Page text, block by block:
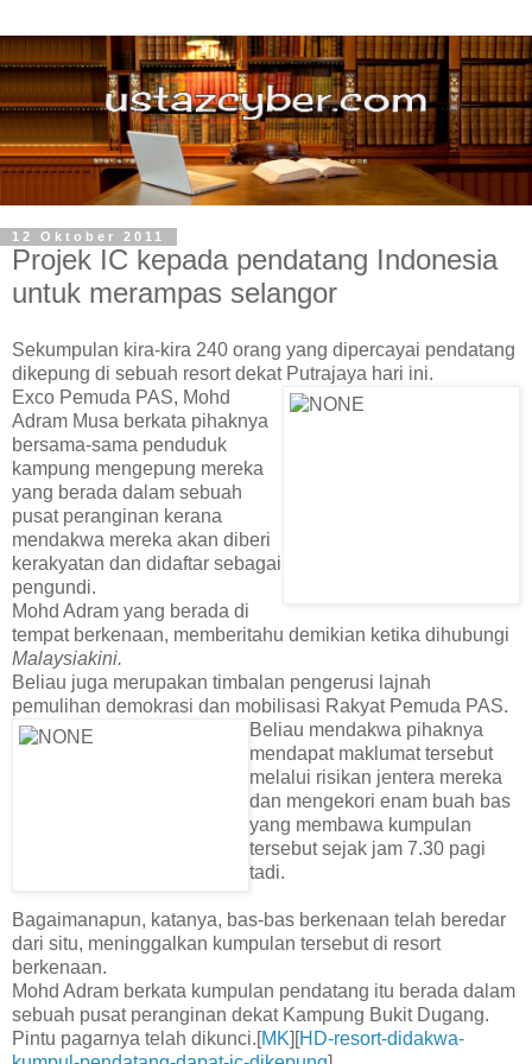
12 Oktober 2011
Projek IC kepada pendatang Indonesia
untuk merampas selangor
Sekumpulan kira-kira 240 orang yang dipercayai pendatang
dikepung di sebuah resort dekat Putrajaya hari ini.
Exco Pemuda PAS, Mohd
Adram Musa berkata pihaknya
bersama-sama penduduk
kampung mengepung mereka
yang berada dalam sebuah
pusat peranginan kerana
mendakwa mereka akan diberi
kerakyatan dan didaftar sebagai
pengundi.
Mohd Adram yang berada di
tempat berkenaan, memberitahu demikian ketika dihubungi
Malaysiakini.
Beliau juga merupakan timbalan pengerusi lajnah
pemulihan demokrasi dan mobilisasi Rakyat Pemuda PAS.
Beliau mendakwa pihaknya
mendapat maklumat tersebut
melalui risikan jentera mereka
dan mengekori enam buah bas
yang membawa kumpulan
tersebut sejak jam 7.30 pagi
tadi.
Bagaimanapun, katanya, bas-bas berkenaan telah beredar
dari situ, meninggalkan kumpulan tersebut di resort
berkenaan.
Mohd Adram berkata kumpulan pendatang itu berada dalam
sebuah pusat peranginan dekat Kampung Bukit Dugang.
Pintu pagarnya telah dikunci.[MK][HD-resort-didakwa-